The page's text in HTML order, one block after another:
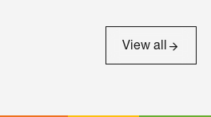
View all